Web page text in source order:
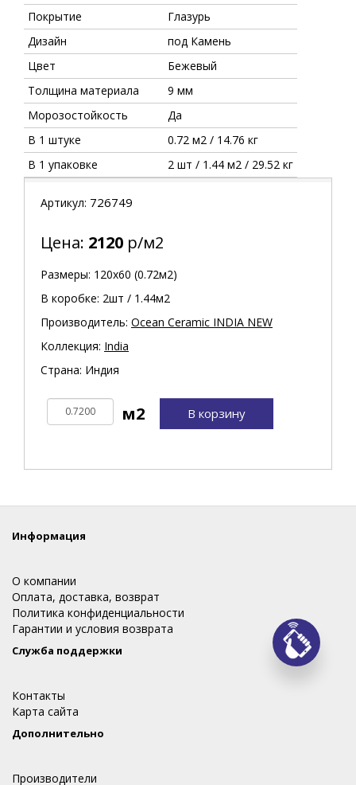
Покрытие
Глазурь
Дизайн
под Камень
Цвет
Бежевый
Толщина материала
9 мм
Морозостойкость
Да
В 1 штуке
0.72 м2 / 14.76 кг
В 1 упаковке
2 шт / 1.44 м2 / 29.52 кг
Артикул: 726749
Цена: 2120 р/м2
Размеры: 120х60 (0.72м2)
В коробке: 2шт / 1.44м2
Производитель: Ocean Ceramic INDIA NEW
Коллекция: India
Страна: Индия
В корзину
Информация
О компании
Оплата, доставка, возврат
Политика конфиденциальности
Гарантии и условия возврата
Служба поддержки
Контакты
Карта сайта
Дополнительно
Производители